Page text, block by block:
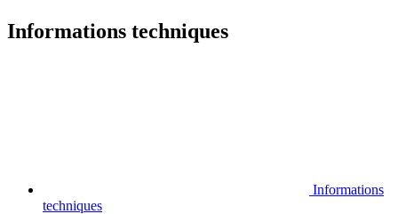
Informations techniques
Informations
techniques